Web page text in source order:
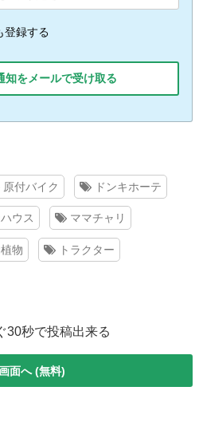
登録する
をメールで受け取る
原付バイク ドンキホーテ
ウス ママチャリ
物 トラクター
30秒で投稿出来る
面へ (無料)